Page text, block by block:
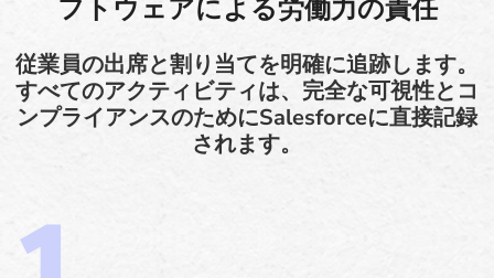
フトウェアによる労働力の責任
従業員の出席と割り当てを明確に追跡します。
すべてのアクティビティは、完全な可視性とコ
ンプライアンスのためにSalesforceに直接記録
されます。